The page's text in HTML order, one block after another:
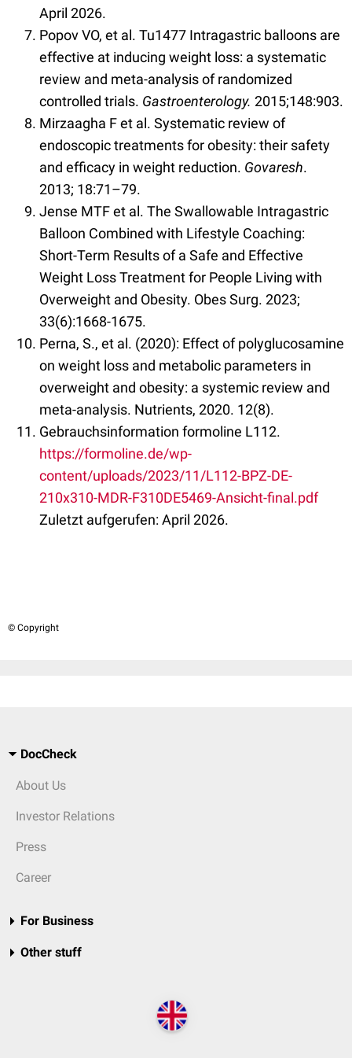
April 2026.
Popov VO, et al. Tu1477 Intragastric balloons are
effective at inducing weight loss: a systematic
review and meta-analysis of randomized
controlled trials. Gastroenterology. 2015;148:903.
Mirzaagha F et al. Systematic review of
endoscopic treatments for obesity: their safety
and efficacy in weight reduction. Govaresh.
2013; 18:71–79.
Jense MTF et al. The Swallowable Intragastric
Balloon Combined with Lifestyle Coaching:
Short-Term Results of a Safe and Effective
Weight Loss Treatment for People Living with
Overweight and Obesity. Obes Surg. 2023;
33(6):1668-1675.
Perna, S., et al. (2020): Effect of polyglucosamine
on weight loss and metabolic parameters in
overweight and obesity: a systemic review and
meta-analysis. Nutrients, 2020. 12(8).
Gebrauchsinformation formoline L112.
https://formoline.de/wp-
content/uploads/2023/11/L112-BPZ-DE-
210x310-MDR-F310DE5469-Ansicht-final.pdf
Zuletzt aufgerufen: April 2026.
© Copyright
DocCheck
About Us
Investor Relations
Press
Career
For Business
Other stuff